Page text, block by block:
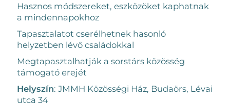
Hasznos módszereket, eszközöket kaphatnak
a mindennapokhoz
Tapasztalatot cserélhetnek hasonló
helyzetben lévő családokkal
Megtapasztalhatják a sorstárs közösség
támogató erejét
Helyszín: JMMH Közösségi Ház, Budaörs, Lévai
utca 34